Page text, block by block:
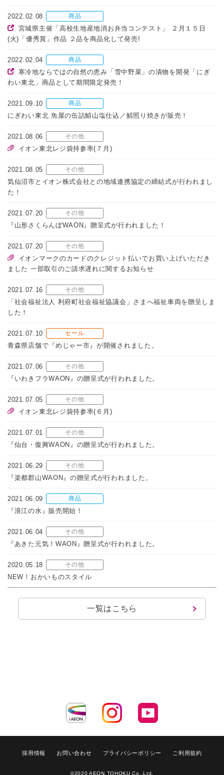
2022.02.08 商品
宮城県主催「高校生地産地消お弁当コンテスト」 ２月１５日
(火)「優秀賞」作品 ２品を商品化して発売!
2022.02.04 商品
寒冷地ならではの自然の恵み「雪中野菜」の漬物を開発「にぎ
わい東北」商品として期間限定発売！
2021.09.10 商品
にぎわい東北 魚屋の缶詰鯖山塩仕込／鯖照り焼きが販売！
2021.08.06 その他
イオン東北レジ袋持参率(７月)
2021.08.05 その他
気仙沼市とイオン株式会社との地域連携協定の締結式が行われまし
た！
2021.07.20 その他
『山形さくらんぼWAON』贈呈式が行われました！
2021.07.20 その他
イオンマークのカードのクレジット払いでお買い上げいただき
ました 一部取引のご請求遅れに関するお知らせ
2021.07.16 その他
「社会福祉法人 利府町社会福祉協議会」さまへ福祉車両を贈呈しま
した！
2021.07.10 セール
青森県店舗で『めじゃー市』が開催されました。
2021.07.06 その他
『いわきフラWAON』の贈呈式が行われました。
2021.07.05 その他
イオン東北レジ袋持参率(６月)
2021.07.01 その他
『仙台・復興WAON』の贈呈式が行われました。
2021.06.29 その他
『楽都郡山WAON』の贈呈式が行われました。
2021.06.09 商品
『浪江の水』販売開始！
2021.06.04 その他
『あきた元気！WAON』贈呈式が行われました。
2020.05.18 その他
NEW！おかいものスタイル
一覧はこちら
採用情報 お問い合わせ プライバシーポリシー ご利用規約
©2020 AEON TOHOKU Co.,Ltd.